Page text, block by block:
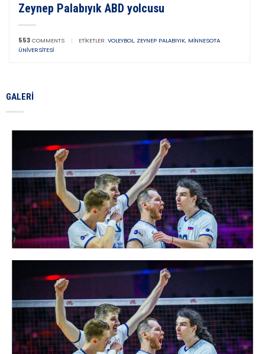
Zeynep Palabıyık ABD yolcusu
553 COMMENTS | ETIKETLER: VOLEYBOL, ZEYNEP PALABIYIK, MINNESOTA
ÜNIVERSITESI
GALERI